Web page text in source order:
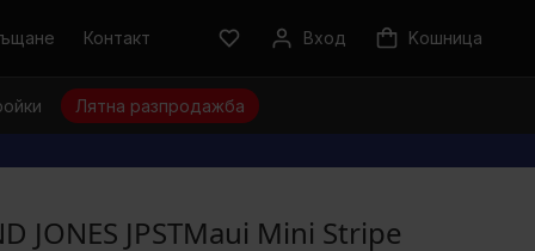
Контакт Вход Kошница
Лятна разпродажба
JONES JPSTMaui Mini Stripe